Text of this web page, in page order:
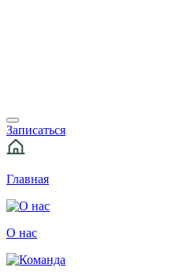
Записаться
Главная
О нас